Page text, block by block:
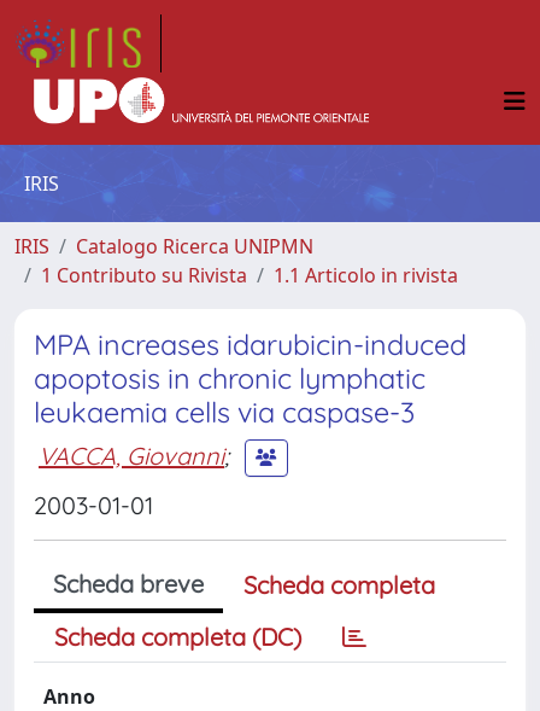
IRIS
IRIS
Catalogo Ricerca UNIPMN
1 Contributo su Rivista
1.1 Articolo in rivista
MPA increases idarubicin-induced
apoptosis in chronic lymphatic
leukaemia cells via caspase-3
VACCA, Giovanni;
2003-01-01
Scheda breve
Scheda completa
Scheda completa (DC)
Anno